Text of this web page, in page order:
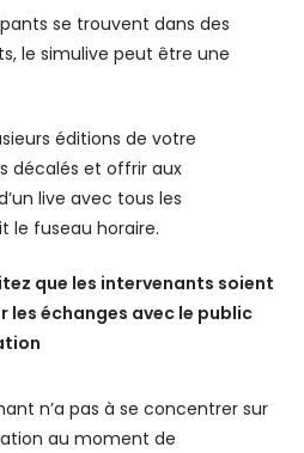
se trouvent dans des
le simulive peut être une
éditions de votre
décalés et offrir aux
live avec tous les
le fuseau horaire.
que les intervenants soient
les échanges avec le public
n’a pas à se concentrer sur
au moment de